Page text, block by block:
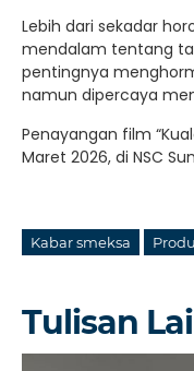
Lebih dari sekadar
mendalam tentang
pentingnya
namun dipercaya
Penayangan film
Maret 2026, di NSC
Kabar smeksa
Tulisan